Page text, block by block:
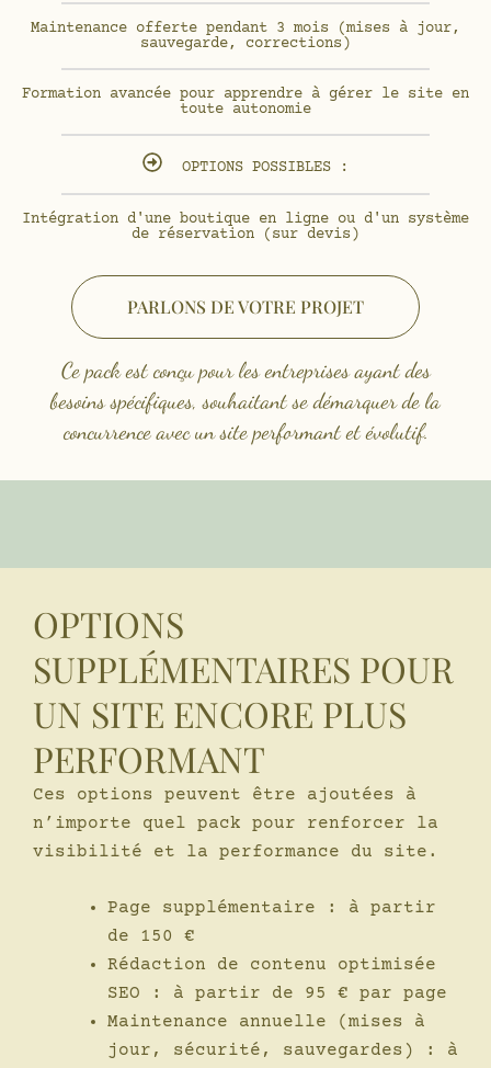
Maintenance offerte pendant 3 mois (mises à jour,
sauvegarde, corrections)
Formation avancée pour apprendre à gérer le site en
toute autonomie
OPTIONS POSSIBLES :
Intégration d'une boutique en ligne ou d'un système
de réservation (sur devis)
PARLONS DE VOTRE PROJET
Ce pack est conçu pour les entreprises ayant des
besoins spécifiques, souhaitant se démarquer de la
concurrence avec un site performant et évolutif.
OPTIONS
SUPPLÉMENTAIRES POUR
UN SITE ENCORE PLUS
PERFORMANT
Ces options peuvent être ajoutées à
n’importe quel pack pour renforcer la
visibilité et la performance du site.
Page supplémentaire : à partir
de 150 €
Rédaction de contenu optimisée
SEO : à partir de 95 € par page
Maintenance annuelle (mises à
jour, sécurité, sauvegardes) : à